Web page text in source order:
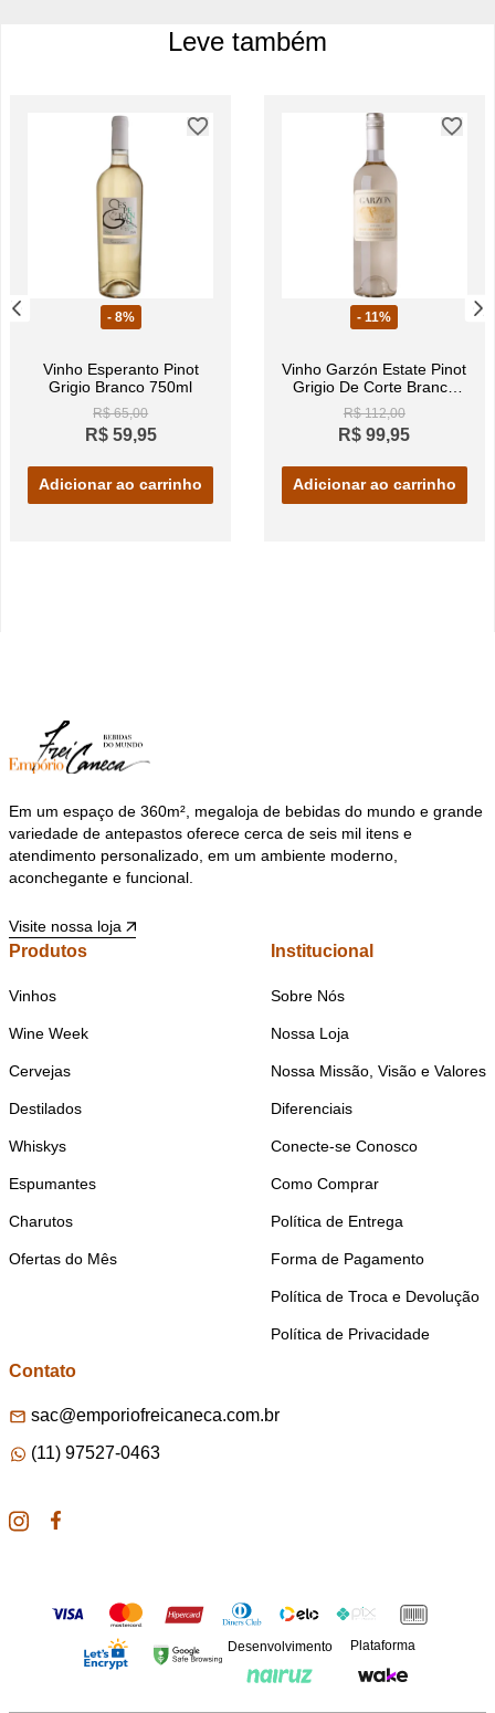
Leve também
- 8%
Vinho Esperanto Pinot
Grigio Branco 750ml
R$ 65,00
R$ 59,95
Adicionar ao carrinho
- 11%
Vinho Garzón Estate Pinot
Grigio De Corte Branco
750ml
R$ 112,00
R$ 99,95
Adicionar ao carrinho
Em um espaço de 360m², megaloja de bebidas do mundo e grande
variedade de antepastos oferece cerca de seis mil itens e
atendimento personalizado, em um ambiente moderno,
aconchegante e funcional.
Visite nossa loja
Produtos
Vinhos
Wine Week
Cervejas
Destilados
Whiskys
Espumantes
Charutos
Ofertas do Mês
Institucional
Sobre Nós
Nossa Loja
Nossa Missão, Visão e Valores
Diferenciais
Conecte-se Conosco
Como Comprar
Política de Entrega
Forma de Pagamento
Política de Troca e Devolução
Política de Privacidade
Contato
sac@emporiofreicaneca.com.br
(11) 97527-0463
Desenvolvimento Plataforma